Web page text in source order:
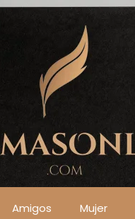
Amigos Mujer